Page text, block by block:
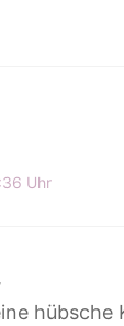
Uhr
hübsche